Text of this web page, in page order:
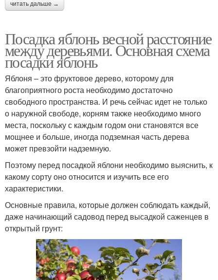
читать дальше →
Посадка яблонь весной расстояние
между деревьями. Основная схема
посадки яблонь
Яблоня – это фруктовое дерево, которому для
благоприятного роста необходимо достаточно
свободного пространства. И речь сейчас идет не только
о наружной свободе, корням также необходимо много
места, поскольку с каждым годом они становятся все
мощнее и больше, иногда подземная часть дерева
может превзойти надземную.
Поэтому перед посадкой яблони необходимо выяснить, к
какому сорту оно относится и изучить все его
характеристики.
Основные правила, которые должен соблюдать каждый,
даже начинающий садовод перед высадкой саженцев в
открытый грунт: